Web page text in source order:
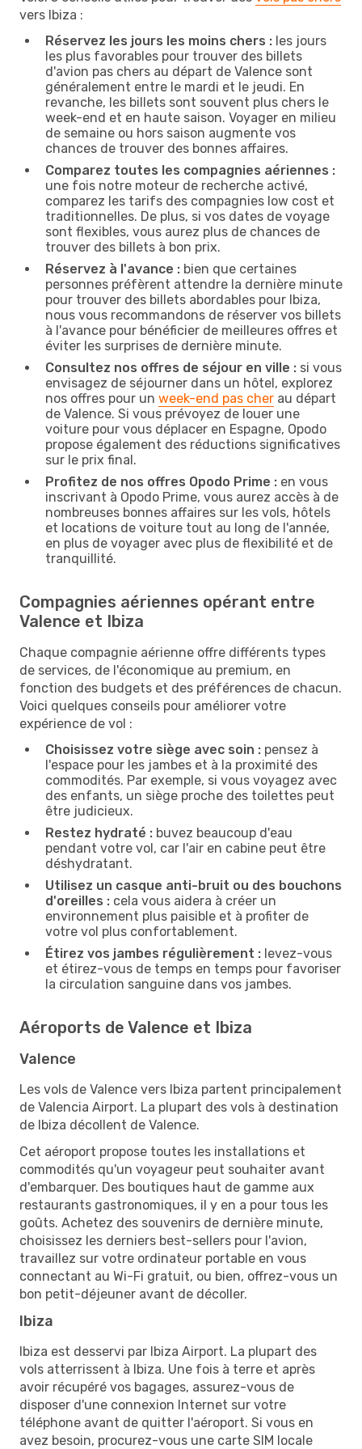
vers Ibiza :
Réservez les jours les moins chers : les jours
les plus favorables pour trouver des billets
d'avion pas chers au départ de Valence sont
généralement entre le mardi et le jeudi. En
revanche, les billets sont souvent plus chers le
week-end et en haute saison. Voyager en milieu
de semaine ou hors saison augmente vos
chances de trouver des bonnes affaires.
Comparez toutes les compagnies aériennes :
une fois notre moteur de recherche activé,
comparez les tarifs des compagnies low cost et
traditionnelles. De plus, si vos dates de voyage
sont flexibles, vous aurez plus de chances de
trouver des billets à bon prix.
Réservez à l'avance : bien que certaines
personnes préfèrent attendre la dernière minute
pour trouver des billets abordables pour Ibiza,
nous vous recommandons de réserver vos billets
à l'avance pour bénéficier de meilleures offres et
éviter les surprises de dernière minute.
Consultez nos offres de séjour en ville : si vous
envisagez de séjourner dans un hôtel, explorez
nos offres pour un week-end pas cher au départ
de Valence. Si vous prévoyez de louer une
voiture pour vous déplacer en Espagne, Opodo
propose également des réductions significatives
sur le prix final.
Profitez de nos offres Opodo Prime : en vous
inscrivant à Opodo Prime, vous aurez accès à de
nombreuses bonnes affaires sur les vols, hôtels
et locations de voiture tout au long de l'année,
en plus de voyager avec plus de flexibilité et de
tranquillité.
Compagnies aériennes opérant entre
Valence et Ibiza
Chaque compagnie aérienne offre différents types
de services, de l'économique au premium, en
fonction des budgets et des préférences de chacun.
Voici quelques conseils pour améliorer votre
expérience de vol :
Choisissez votre siège avec soin : pensez à
l'espace pour les jambes et à la proximité des
commodités. Par exemple, si vous voyagez avec
des enfants, un siège proche des toilettes peut
être judicieux.
Restez hydraté : buvez beaucoup d'eau
pendant votre vol, car l'air en cabine peut être
déshydratant.
Utilisez un casque anti-bruit ou des bouchons
d'oreilles : cela vous aidera à créer un
environnement plus paisible et à profiter de
votre vol plus confortablement.
Étirez vos jambes régulièrement : levez-vous
et étirez-vous de temps en temps pour favoriser
la circulation sanguine dans vos jambes.
Aéroports de Valence et Ibiza
Valence
Les vols de Valence vers Ibiza partent principalement
de Valencia Airport. La plupart des vols à destination
de Ibiza décollent de Valence.
Cet aéroport propose toutes les installations et
commodités qu'un voyageur peut souhaiter avant
d'embarquer. Des boutiques haut de gamme aux
restaurants gastronomiques, il y en a pour tous les
goûts. Achetez des souvenirs de dernière minute,
choisissez les derniers best-sellers pour l'avion,
travaillez sur votre ordinateur portable en vous
connectant au Wi-Fi gratuit, ou bien, offrez-vous un
bon petit-déjeuner avant de décoller.
Ibiza
Ibiza est desservi par Ibiza Airport. La plupart des
vols atterrissent à Ibiza. Une fois à terre et après
avoir récupéré vos bagages, assurez-vous de
disposer d'une connexion Internet sur votre
téléphone avant de quitter l'aéroport. Si vous en
avez besoin, procurez-vous une carte SIM locale